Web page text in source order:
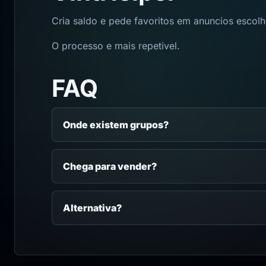
Cria saldo e pede favoritos em anuncios
O processo e mais repetivel.
FAQ
Onde existem grupos?
Chega para vender?
Alternativa?